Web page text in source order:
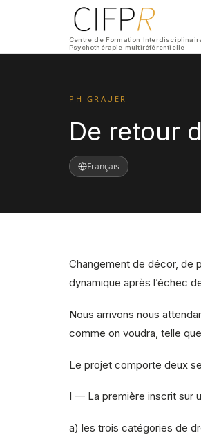
Centre de Formation
Psychothérapie multiréférentielle
PH GRAUER
De retour
Français
Changement de décor, de
dynamique après l’échec
Nous arrivons nous
comme on voudra, telle
Le projet comporte deux
I — La première inscrit sur
a) les trois catégories de